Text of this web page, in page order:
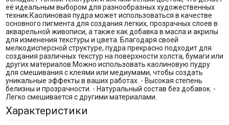
её идеальным выбором для разнообразных художественных
техник.Каолиновая пудра может использоваться в качестве
основного пигмента для создания легких, прозрачных слоев в
акварельной живописи, а также как добавка в масла и акрилы
для изменения текстуры и цвета. Благодаря своей
мелкодисперсной структуре, пудра прекрасно подходит для
создания различных текстур на поверхности холста, бумаги или
других материалов.Можно использовать каолиновую пудру
для смешивания с клеями или медиумами, чтобы создать
уникальные эффекты в ваших работах. - Высокая степень
белизны и прозрачности. - Натуральный состав без добавок. -
Легко смешивается с другими материалами.
Характеристики